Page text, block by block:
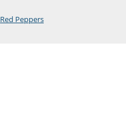
Red Peppers